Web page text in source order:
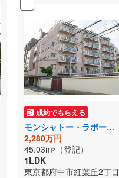
成約でもらえる
モンシャトー・ラポール多摩
2,280万円
45.03m2
（登記）
1LDK
東京都府中市紅葉丘2丁目